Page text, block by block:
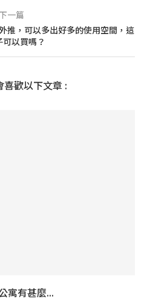
一篇
推，可以多出好多的使用空間，這
以買嗎？
喜歡以下文章 :
寓有甚麼...